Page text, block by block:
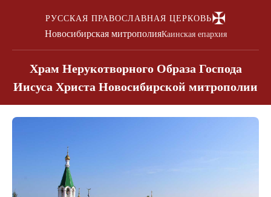
РУССКАЯ ПРАВОСЛАВНАЯ ЦЕРКОВЬ✠
Новосибирская митрополияКаинская епархия
Храм Нерукотворного Образа Господа
Иисуса Христа Новосибирской митрополии